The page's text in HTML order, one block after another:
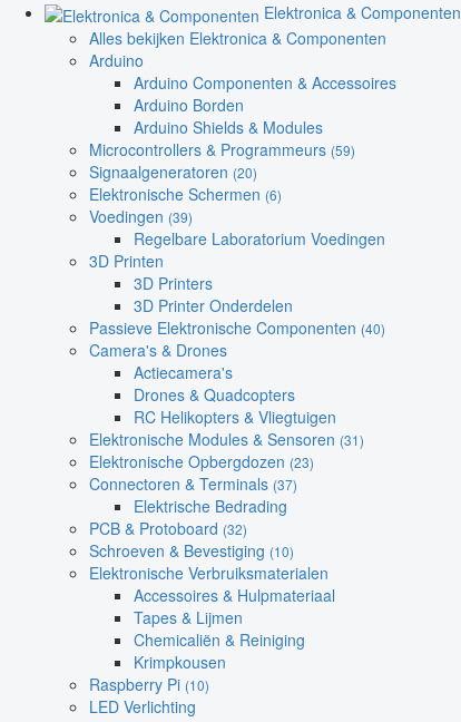
Elektronica & Componenten
Alles bekijken Elektronica & Componenten
Arduino
Arduino Componenten & Accessoires
Arduino Borden
Arduino Shields & Modules
Microcontrollers & Programmeurs (59)
Signaalgeneratoren (20)
Elektronische Schermen (6)
Voedingen (39)
Regelbare Laboratorium Voedingen
3D Printen
3D Printers
3D Printer Onderdelen
Passieve Elektronische Componenten (40)
Camera's & Drones
Actiecamera's
Drones & Quadcopters
RC Helikopters & Vliegtuigen
Elektronische Modules & Sensoren (31)
Elektronische Opbergdozen (23)
Connectoren & Terminals (37)
Elektrische Bedrading
PCB & Protoboard (32)
Schroeven & Bevestiging (10)
Elektronische Verbruiksmaterialen
Accessoires & Hulpmateriaal
Tapes & Lijmen
Chemicaliën & Reiniging
Krimpkousen
Raspberry Pi (10)
LED Verlichting